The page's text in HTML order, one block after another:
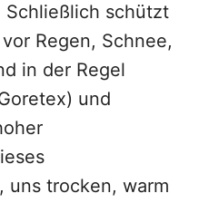
Schließlich schützt
Regen, Schnee,
in der Regel
und
uns trocken, warm